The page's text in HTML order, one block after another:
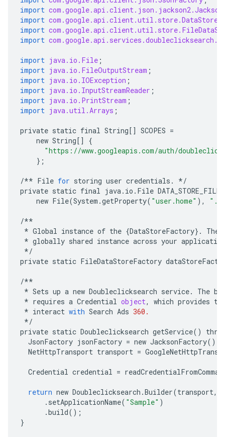
import
import
import
import
import java.io.File ;
import java.io.FileOutputStream ;
import java.io.IOException ;
import java.io.InputStreamReader ;
import java.io.PrintStream ;
import java.util.Arrays ;
private static final String[] SCOPES =
new String[]
{
"https://www.googleapis.com/auth/
};
/** File for storing user credentials .
*/
private static final java. io . File DATA_STORE_FILE
new File(System .getProperty( "user.home" ),
/**
* Global instance of the {DataStoreFactory} . The
* globally shared instance across your application
*/
private static FileDataStoreFactory
/**
* Sets up a new Doubleclicksearch service. The
* requires a Credential object, which provides
* interact with Search Ads 360.
*/
private static Doubleclicksearch getService()
JsonFactory jsonFactory = new JacksonFactory();
NetHttpTransport transport =
Credential credential =
return new Doubleclicksearch .Builder(transport,
. setApplicationName( "Sample" )
.build();
}